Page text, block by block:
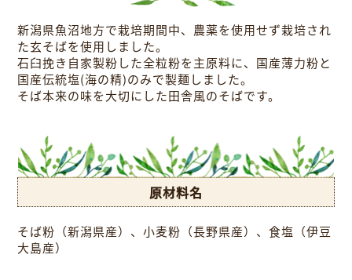
新潟県魚沼地方で栽培期間中、農薬を使用せず栽培され
た玄そばを使用しました。
石臼挽き自家製粉した全粒粉を主原料に、国産薄力粉と
国産伝統塩(海の精)のみで製麺しました。
そば本来の味を大切にした田舎風のそばです。
原材料名
そば粉（新潟県産）、小麦粉（長野県産）、食塩（伊豆
大島産）